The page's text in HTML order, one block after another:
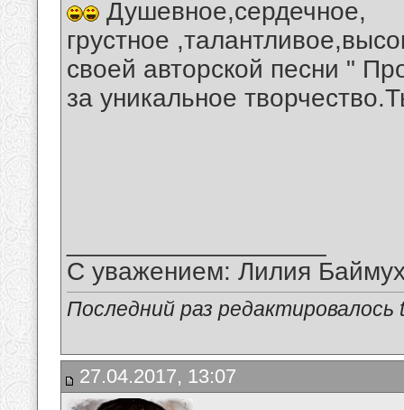
Душевное,сердечное,
грустное
своей авторской песни "
за уникальное
С уважением: Лилия
Последний раз
27.04.2017, 13:07